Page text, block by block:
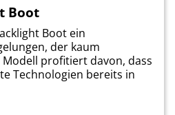
Boot
Boot ein
der kaum
Modell profitiert davon, dass
Technologien bereits in